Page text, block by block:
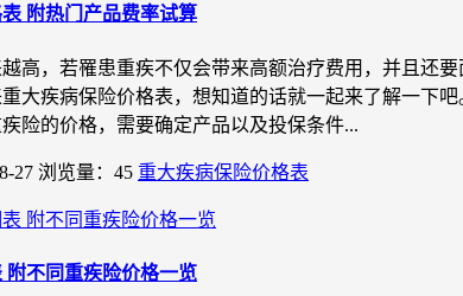
附热门产品费率试算
高，若罹患重疾不仅会带来高额治疗费用，并且还
大疾病保险价格表，想知道的话就一起来了解一下
险的价格，需要确定产品以及投保条件...
27 浏览量：45 重大疾病保险价格表
附不同重疾险价格一览